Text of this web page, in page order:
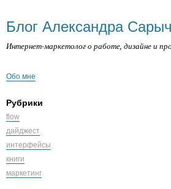
Блог Александра
Интернет-маркетолог о работе, дизайне и
Обо мне
Рубрики
flow
дайджест
интерфейсы
книги
маркетинг